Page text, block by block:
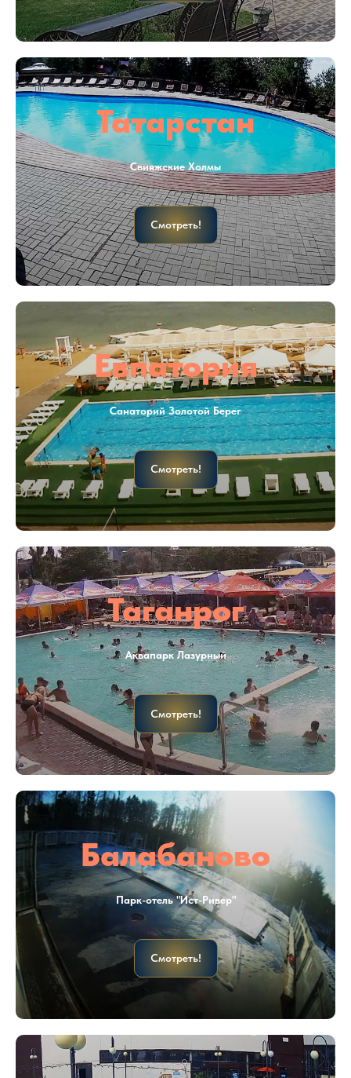
Татарстан
Свияжские Холмы
Смотреть!
Евпатория
Санаторий Золотой Берег
Смотреть!
Таганрог
Аквапарк Лазурный
Смотреть!
Балабаново
Парк-отель "Ист-Ривер"
Смотреть!